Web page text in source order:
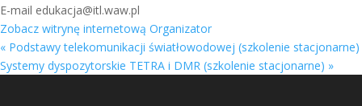
E-mail edukacja@itl.waw.pl
Zobacz witrynę internetową Organizator
« Podstawy telekomunikacji światłowodowej (szkolenie stacjonarne)
Systemy dyspozytorskie TETRA i DMR (szkolenie stacjonarne) »